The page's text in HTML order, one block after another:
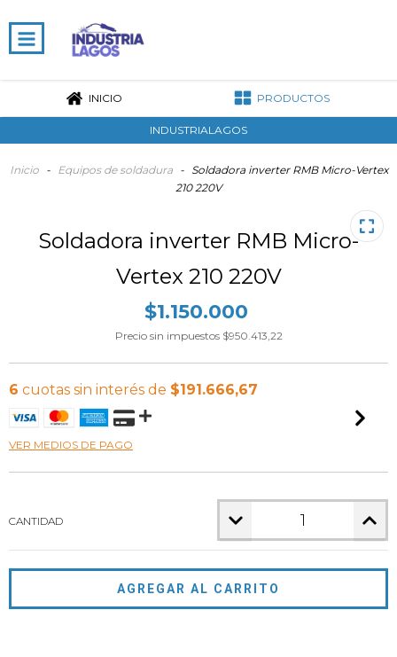
INICIO PRODUCTOS
INDUSTRIALAGOS
Inicio - Equipos de soldadura -
Soldadora inverter RMB Micro-Vertex
210 220V
Soldadora inverter RMB Micro-
Vertex 210 220V
$1.150.000
Precio sin impuestos $950.413,22
6 cuotas sin interés de $191.666,67
VER MEDIOS DE PAGO
CANTIDAD